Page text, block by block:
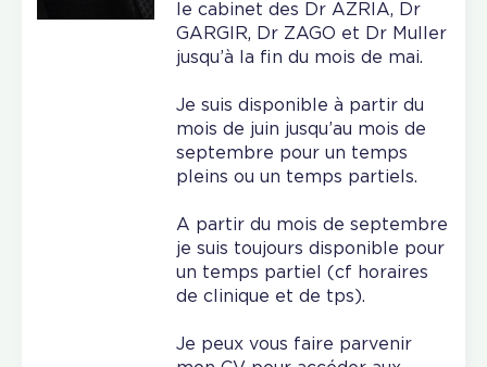
le cabinet des Dr AZRIA, Dr
GARGIR, Dr ZAGO et Dr Muller
jusqu’à la fin du mois de mai.
Je suis disponible à partir du
mois de juin jusqu’au mois de
septembre pour un temps
pleins ou un temps partiels.
A partir du mois de septembre
je suis toujours disponible pour
un temps partiel (cf horaires
de clinique et de tps).
Je peux vous faire parvenir